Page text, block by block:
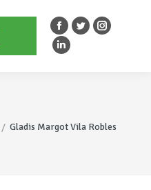
Facebook
page
window
Twitter
windowwindow
Linkedin
new
Gladis Margot Vila Robles